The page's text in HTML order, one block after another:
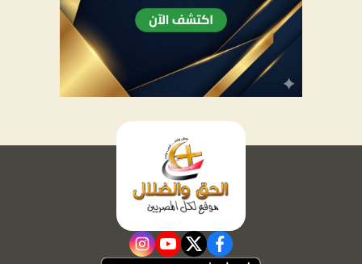
facebook
twitter
youtube
instagram